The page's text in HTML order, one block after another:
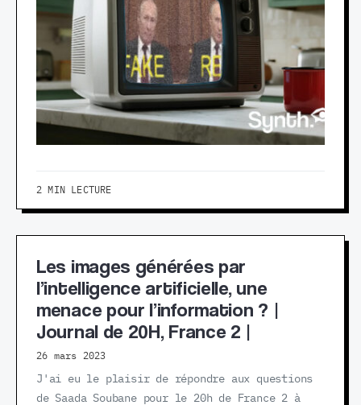
2 MIN LECTURE
Les images générées par
l’intelligence artificielle, une
menace pour l’information ? |
Journal de 20H, France 2 |
26 mars 2023
J'ai eu le plaisir de répondre aux questions
de Saada Soubane pour le 20h de France 2 à